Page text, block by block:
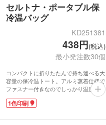
セルトナ・ポータブル保
冷温バッグ
KD251381
438円(税込)
最小発注数30個
コンパクトに折りたたんで持ち運べる大
容量の保冷温トート。アルミ蒸着仕様で
ファスナー付きなのでしっかり温度をキ
肩掛けも可能で収納時はハンドル付きで
リエーションで選ぶ楽しみもあり、幅広
1色印刷